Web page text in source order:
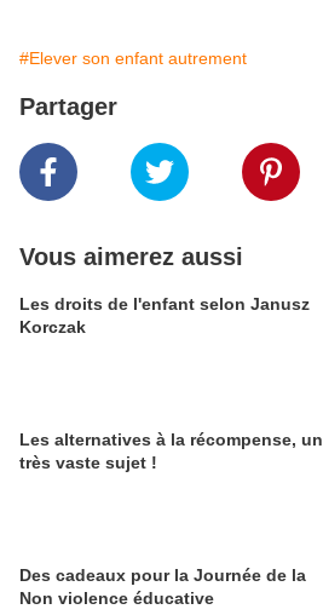
#Elever son enfant autrement
Partager
Vous aimerez aussi
Les droits de l'enfant selon Janusz
Korczak
Les alternatives à la récompense, un
très vaste sujet !
Des cadeaux pour la Journée de la
Non violence éducative